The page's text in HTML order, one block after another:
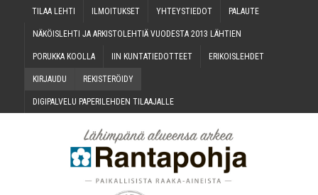
TILAA LEH­TI ILMOI­TUK­SET YHTEYS­TIE­DOT PALAU­TE
NÄKÖIS­LEH­TI JA ARKIS­TO­LEH­TIÄ VUO­DES­TA 2013 LÄHTIEN
PORUK­KA KOOLLA IIN KUN­TA­TIE­DOT­TEET ERI­KOIS­LEH­DET
KIR­JAU­DU REKIS­TE­RÖI­DY
DIGI­PAL­VE­LU PAPE­RI­LEH­DEN TILAAJALLE